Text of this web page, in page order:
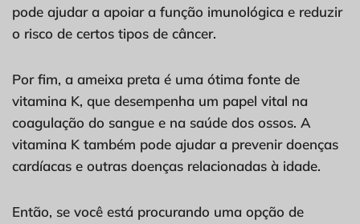
pode ajudar a apoiar a função imunológica e reduzir
o risco de certos tipos de câncer.
Por fim, a ameixa preta é uma ótima fonte de
vitamina K, que desempenha um papel vital na
coagulação do sangue e na saúde dos ossos. A
vitamina K também pode ajudar a prevenir doenças
cardíacas e outras doenças relacionadas à idade.
Então, se você está procurando uma opção de